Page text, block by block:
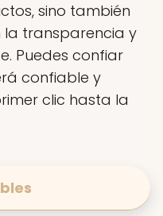
sino también
transparencia y
Puedes confiar
confiable y
clic hasta la